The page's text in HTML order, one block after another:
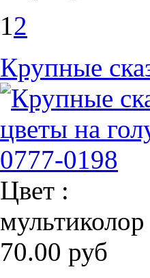
12
Крупные
Цвет :
мультиколор
70.00 руб